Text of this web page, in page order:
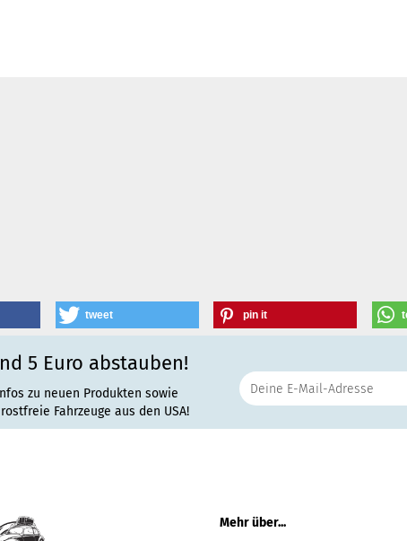
tweet pin it
5 Euro abstauben!
zu neuen Produkten sowie
Fahrzeuge aus den USA!
Mehr über...